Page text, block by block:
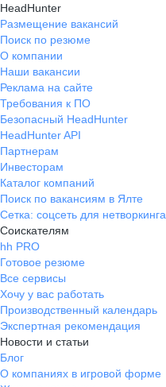
HeadHunter
Размещение вакансий
Поиск по резюме
О компании
Наши вакансии
Реклама на сайте
Требования к ПО
Безопасный HeadHunter
HeadHunter API
Партнерам
Инвесторам
Каталог компаний
Поиск по вакансиям в Ялте
Сетка: соцсеть для нетворкинга
Соискателям
hh PRO
Готовое резюме
Все сервисы
Хочу у вас работать
Производственный календарь
Экспертная рекомендация
Новости и статьи
Блог
О компаниях в игровой форме